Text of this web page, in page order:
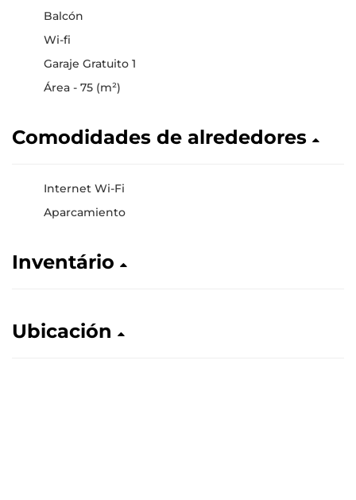
Balcón
Wi-fi
Garaje Gratuito 1
Área - 75 (m²)
Comodidades de alrededores
Internet Wi-Fi
Aparcamiento
Inventário
Ubicación